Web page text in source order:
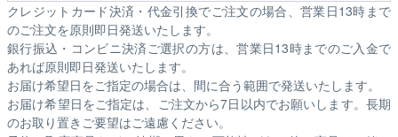
クレジットカード決済・代金引換でご注文の場合、営業日13時まで
のご注文を原則即日発送いたします。
銀行振込・コンビニ決済ご選択の方は、営業日13時までのご入金で
あれば原則即日発送いたします。
お届け希望日をご指定の場合は、間に合う範囲で発送いたします。
お届け希望日をご指定は、ご注文から7日以内でお願いします。長期
のお取り置きご要望はご遠慮ください。